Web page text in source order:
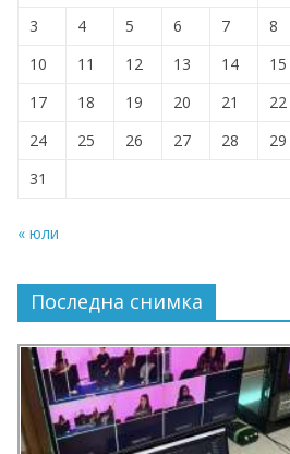
3
4 5 6 7 8
10
11 12 13 14 15
17
18 19 20 21 22
24
25 26 27 28 29
31
« юли
Последна снимка